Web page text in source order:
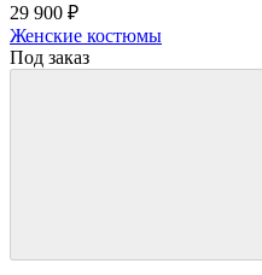
29 900 ₽
Женские костюмы
Под заказ